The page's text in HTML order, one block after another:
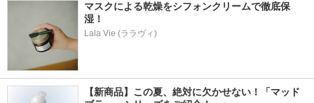
マスクによる乾燥をシフォンクリームで徹底保
湿！
Lala Vie (ララヴィ)
【新商品】この夏、絶対に欠かせない！「マッド